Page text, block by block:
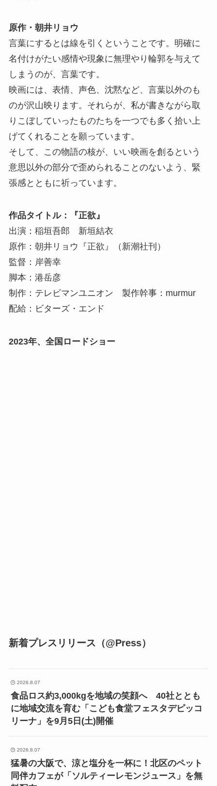
原作・朝井リョウ
言葉にするとは線を引くということです。明確に
名付けがたい感情や現象に無理やり輪郭を与えて
しまうのが、言葉です。
映画には、表情、声色、沈黙など、言葉以外のも
のが沢山映ります。それらが、私が書きながら取
りこぼしていったものたちを一つでも多く拾い上
げてくれることを願っています。
そして、この物語の核が、いい映画を創るという
意思以外の部分で歪められることのないよう、緊
張感とともに祈っています。
作品タイトル：『正欲』
出演：稲垣吾郎 新垣結衣
原作：朝井リョウ『正欲』（新潮社刊）
監督：岸善幸
脚本：港岳彦
制作：テレビマンユニオン 製作幹事：murmur
配給：ビターズ・エンド
2023年、全国ロードショー
新着プレスリリース（@Press）
2026.8.07
食品ロス約3,000kgを地域の笑顔へ 40社ととも
に地域交流を育む「こども食堂フェスタデピッコ
リーナ」を9月5日(土)開催
2026.8.07
猛暑の大阪で、涼と塩分を一杯に！北区のペット
同伴カフェが「ソルティーレモンジュース」を無